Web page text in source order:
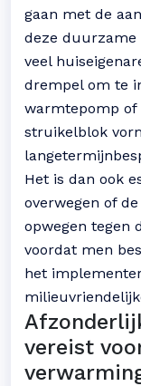
gaan met de
deze duurzame
veel
drempel om te
warmtepomp of
struikelblok
Het is dan ook
overwegen of
opwegen tegen
voordat men
het
vereist